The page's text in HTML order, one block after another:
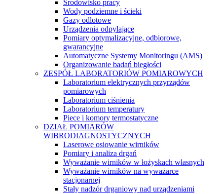
Środowisko pracy
Wody podziemne i ścieki
Gazy odlotowe
Urządzenia odpylające
Pomiary optymalizacyjne, odbiorowe,
gwarancyjne
Automatyczne Systemy Monitoringu (AMS)
Organizowanie badań biegłości
ZESPÓŁ LABORATORIÓW POMIAROWYCH
Laboratorium elektrycznych przyrządów
pomiarowych
Laboratorium ciśnienia
Laboratorium temperatury
Piece i komory termostatyczne
DZIAŁ POMIARÓW
WIBRODIAGNOSTYCZNYCH
Laserowe osiowanie wirników
Pomiary i analiza drgań
Wyważanie wirników w łożyskach własnych
Wyważanie wirników na wyważarce
stacjonarnej
Stały nadzór drganiowy nad urządzeniami